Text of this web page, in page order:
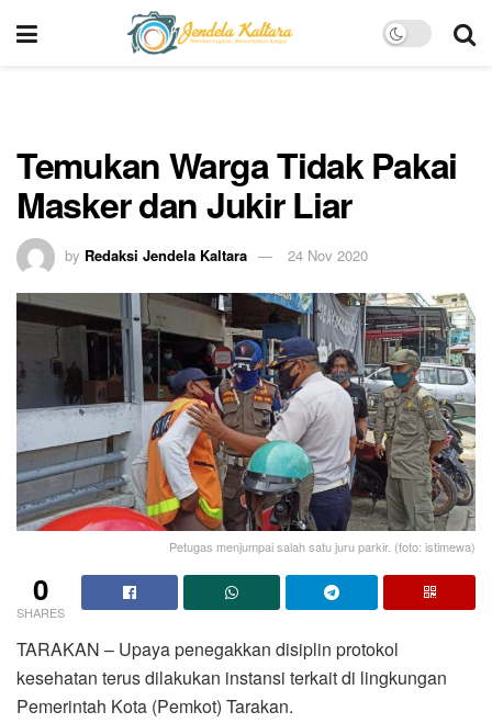
Temukan Warga Tidak Pakai
Masker dan Jukir Liar
by Redaksi Jendela Kaltara 24 Nov 2020
Petugas menjumpai salah satu juru parkir. (foto: istimewa)
0
SHARES
TARAKAN – Upaya penegakkan disiplin protokol
kesehatan terus dilakukan instansi terkait di lingkungan
Pemerintah Kota (Pemkot) Tarakan.